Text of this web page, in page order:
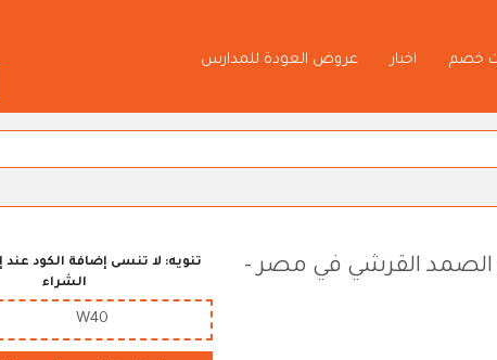
خصم اخبار عروض العودة للمدارس
الصمد القرشي في مصر -
تنويه: لا تنسى إضافة الكود عند
الشراء
W40